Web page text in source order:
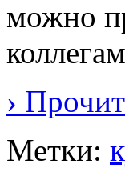
можно
›
Метки: